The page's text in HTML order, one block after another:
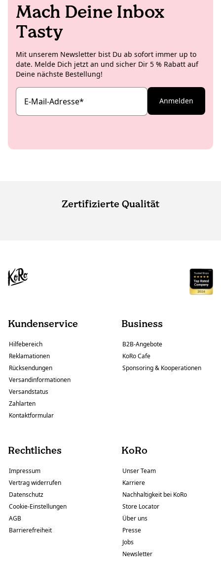
Mach Deine Inbox
Tasty
Mit unserem Newsletter bist Du ab sofort immer up to
date. Melde Dich jetzt an und sicher Dir 5 % Rabatt auf
Deine nächste Bestellung!
E-Mail-Adresse* Anmelden
Zertifizierte Qualität
Kundenservice
Hilfebereich
Reklamationen
Rücksendungen
Versandinformationen
Versandstatus
Zahlarten
Kontaktformular
Business
B2B-Angebote
KoRo Cafe
Sponsoring & Kooperationen
Rechtliches
Impressum
Vertrag widerrufen
Datenschutz
Cookie-Einstellungen
AGB
Barrierefreiheit
KoRo
Unser Team
Karriere
Nachhaltigkeit bei KoRo
Store Locator
Über uns
Presse
Jobs
Newsletter